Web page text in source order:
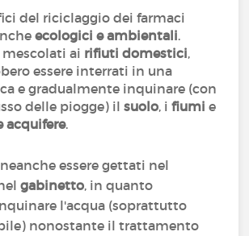
del riciclaggio dei farmaci
ecologici e ambientali.
ai rifiuti domestici,
essere interrati in una
e gradualmente inquinare (con
delle piogge) ilsuolo, ifiumi e
acquifere.
essere gettati nel
gabinetto, in quanto
l'acqua (soprattutto
nonostante il trattamento